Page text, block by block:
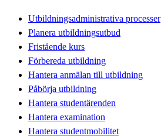
Utbildningsadministrativa processer
Planera utbildningsutbud
Fristående kurs
Förbereda utbildning
Hantera anmälan till utbildning
Påbörja utbildning
Hantera studentärenden
Hantera examination
Hantera studentmobilitet